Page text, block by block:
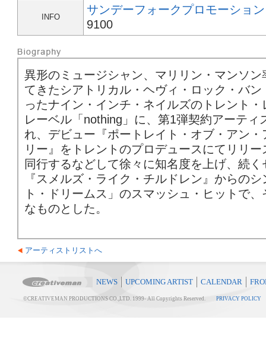
INFO
サンデーフォークプロモーション
9100
異形のミュージシャン、マリリン・マンソ
てきたシアトリカル・ヘヴィ・ロック・バ
ったナイン・インチ・ネイルズのトレント
レーベル「nothing」に、第1弾契約アーティ
れ、デビュー『ポートレイト・オブ・アン
リー』をトレントのプロデュースにてリリ
同行するなどして徐々に知名度を上げ、続
『スメルズ・ライク・チルドレン』からの
ト・ドリームス」のスマッシュ・ヒットで
なものとした。
アーティストリストへ
NEWS UPCOMING ARTIST CALENDAR
©CREATIVEMAN PRODUCTIONS CO.,LTD. 1999- All Copyrights Reserved. PRIVACY POLICY